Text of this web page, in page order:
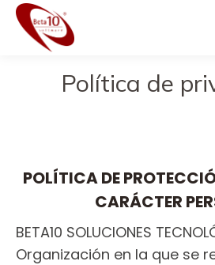
Política de
You are
POLÍTICA DE
CARÁCTER
BETA10 SOLUCIONES
Organización en la que se